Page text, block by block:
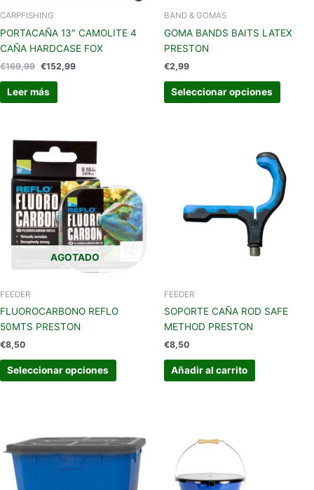
CARPFISHING
PORTACAÑA 13″ CAMOLITE 4
CAÑA HARDCASE FOX
€169,99 €152,99
Leer más
BAND & GOMAS
GOMA BANDS BAITS LATEX
PRESTON
€2,99
Seleccionar opciones
la
AGOTADO
FEEDER
FLUOROCARBONO REFLO
50MTS PRESTON
€8,50
Seleccionar opciones
múltiples
variantes.
Las
opciones
se
pueden
la
FEEDER
SOPORTE CAÑA ROD SAFE
METHOD PRESTON
€8,50
Añadir al carrito